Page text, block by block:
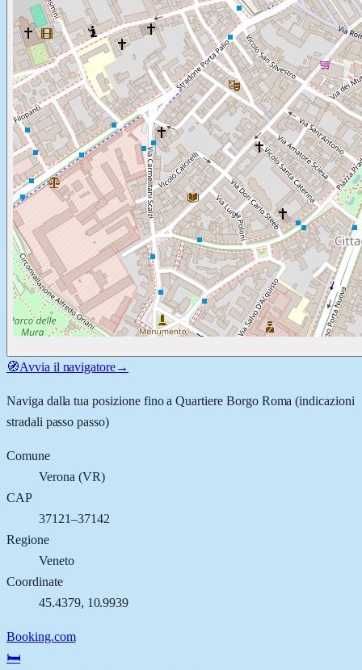
🧭Avvia il navigatore→
Naviga dalla tua posizione fino aQuartiere Borgo Roma (indicazioni
stradali passo passo)
Comune
Verona (VR)
CAP
37121–37142
Regione
Veneto
Coordinate
45.4379, 10.9939
Booking.com
🛏️